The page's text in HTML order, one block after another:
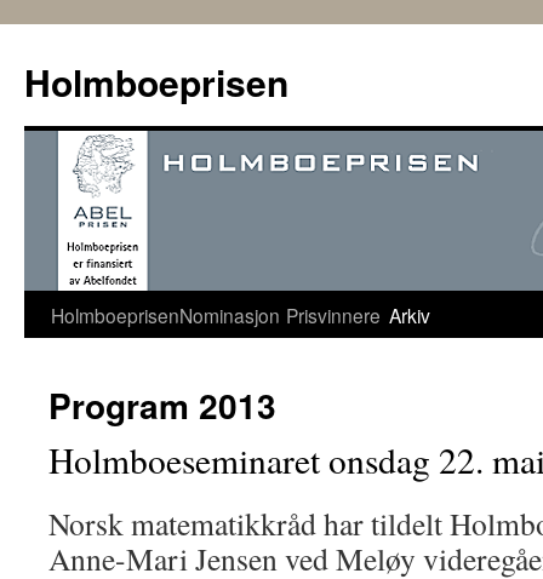
innhold
Holmboeprisen
HolmboeprisenNominasjon Prisvinnere Arkiv
Program 2013
Holmboeseminaret onsdag 22.
Norsk matematikkråd har tildelt
Anne-Mari Jensen ved Meløy